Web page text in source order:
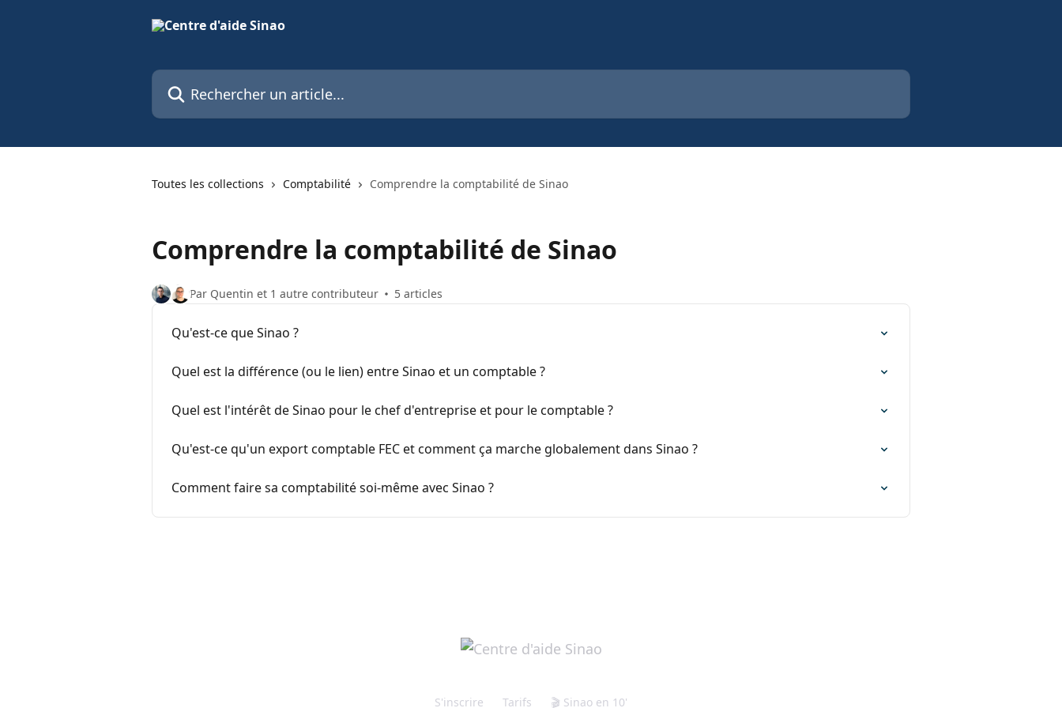
Rechercher un article...
Toutes les collections Comptabilité Comprendre la comptabilité de Sinao
Comprendre la comptabilité de Sinao
Par Quentin et 1 autre contributeur 5 articles
Qu'est-ce que Sinao ?
Quel est la différence (ou le lien) entre Sinao et un comptable ?
Quel est l'intérêt de Sinao pour le chef d'entreprise et pour le comptable ?
Qu'est-ce qu'un export comptable FEC et comment ça marche globalement dans Sinao ?
Comment faire sa comptabilité soi-même avec Sinao ?
S'inscrire Tarifs 🎬 Sinao en 10'